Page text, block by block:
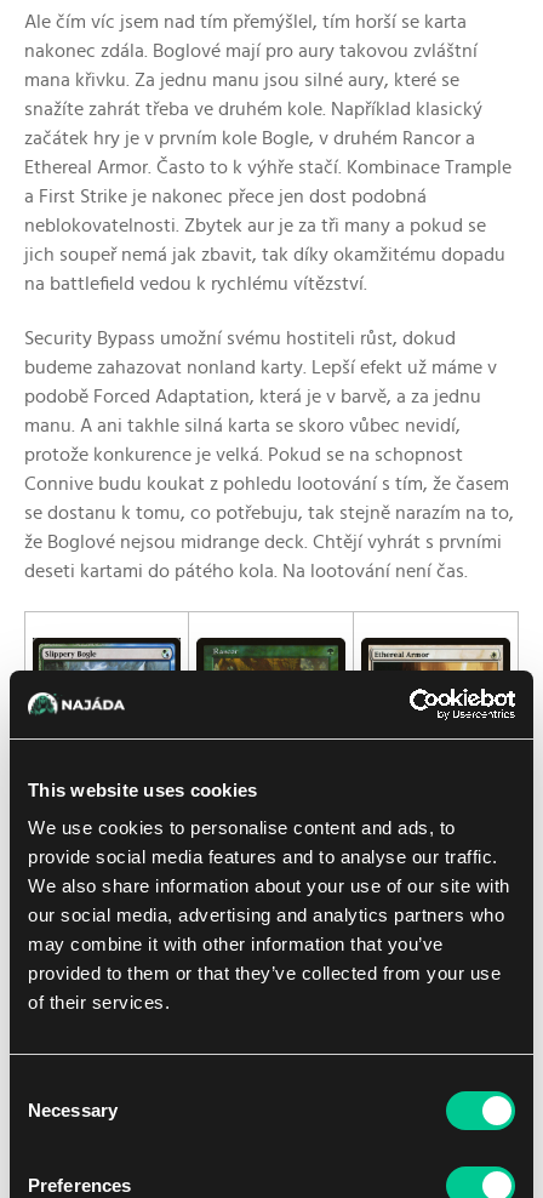
This website uses cookies
We use cookies to personalise content and ads, to
provide social media features and to analyse our traffic.
We also share information about your use of our site with
our social media, advertising and analytics partners who
may combine it with other information that you’ve
provided to them or that they’ve collected from your use
of their services.
Selection
Necessary
Preferences
Ale čím víc jsem nad tím přemýšlel, tím horší se karta
nakonec zdála. Boglové mají pro aury takovou zvláštní
mana křivku. Za jednu manu jsou silné aury, které se
snažíte zahrát třeba ve druhém kole. Například klasický
začátek hry je v prvním kole Bogle, v druhém Rancor a
Ethereal Armor. Často to k výhře stačí. Kombinace Trample
a First Strike je nakonec přece jen dost podobná
neblokovatelnosti. Zbytek aur je za tři many a pokud se
jich soupeř nemá jak zbavit, tak díky okamžitému dopadu
na battlefield vedou k rychlému vítězství.
Security Bypass umožní svému hostiteli růst, dokud
budeme zahazovat nonland karty. Lepší efekt už máme v
podobě Forced Adaptation, která je v barvě, a za jednu
manu. A ani takhle silná karta se skoro vůbec nevidí,
protože konkurence je velká. Pokud se na schopnost
Connive budu koukat z pohledu lootování s tím, že časem
se dostanu k tomu, co potřebuju, tak stejně narazím na to,
že Boglové nejsou midrange deck. Chtějí vyhrát s prvními
deseti kartami do pátého kola. Na lootování není čas.
blue ninja decku. V ideálním světě dáte Security Bypass na